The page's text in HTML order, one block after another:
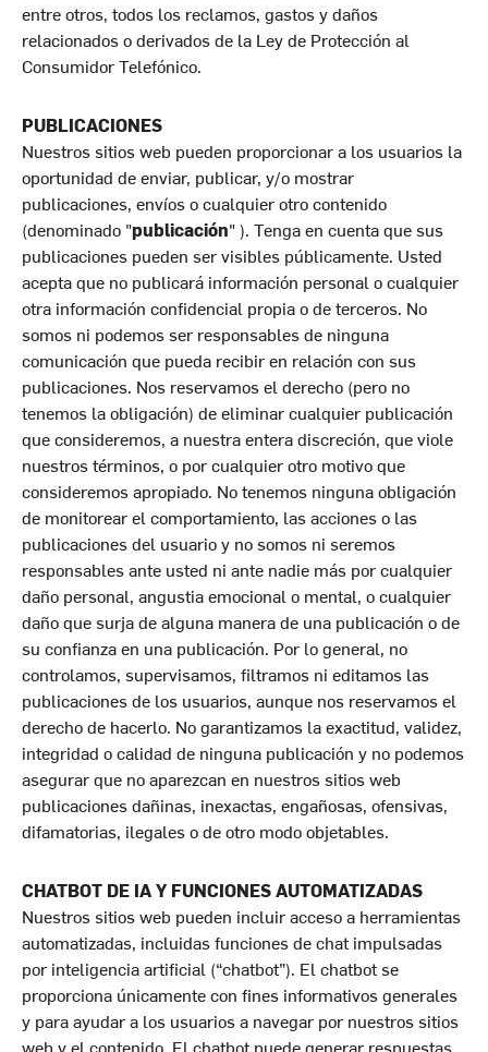
entre otros, todos los reclamos, gastos y daños
relacionados o derivados de la Ley de Protección al
Consumidor Telefónico.
PUBLICACIONES
Nuestros sitios web pueden proporcionar a los usuarios la
oportunidad de enviar, publicar, y/o mostrar
publicaciones, envíos o cualquier otro contenido
(denominado "publicación" ). Tenga en cuenta que sus
publicaciones pueden ser visibles públicamente. Usted
acepta que no publicará información personal o cualquier
otra información confidencial propia o de terceros. No
somos ni podemos ser responsables de ninguna
comunicación que pueda recibir en relación con sus
publicaciones. Nos reservamos el derecho (pero no
tenemos la obligación) de eliminar cualquier publicación
que consideremos, a nuestra entera discreción, que viole
nuestros términos, o por cualquier otro motivo que
consideremos apropiado. No tenemos ninguna obligación
de monitorear el comportamiento, las acciones o las
publicaciones del usuario y no somos ni seremos
responsables ante usted ni ante nadie más por cualquier
daño personal, angustia emocional o mental, o cualquier
daño que surja de alguna manera de una publicación o de
su confianza en una publicación. Por lo general, no
controlamos, supervisamos, filtramos ni editamos las
publicaciones de los usuarios, aunque nos reservamos el
derecho de hacerlo. No garantizamos la exactitud, validez,
integridad o calidad de ninguna publicación y no podemos
asegurar que no aparezcan en nuestros sitios web
publicaciones dañinas, inexactas, engañosas, ofensivas,
difamatorias, ilegales o de otro modo objetables.
CHATBOT DE IA Y FUNCIONES AUTOMATIZADAS
Nuestros sitios web pueden incluir acceso a herramientas
automatizadas, incluidas funciones de chat impulsadas
por inteligencia artificial (“chatbot”). El chatbot se
proporciona únicamente con fines informativos generales
y para ayudar a los usuarios a navegar por nuestros sitios
web y el contenido. El chatbot puede generar respuestas